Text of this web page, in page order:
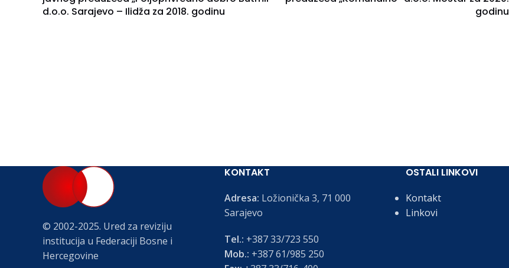
d.o.o. Sarajevo – Ilidža za 2018. godinu
godinu
© 2002-2025. Ured za reviziju
institucija u Federaciji Bosne i
Hercegovine
KONTAKT
Adresa: Ložionička 3, 71 000
Sarajevo
Tel.: +387 33/723 550
Mob.: +387 61/985 250
OSTALI LINKOVI
Kontakt
Linkovi